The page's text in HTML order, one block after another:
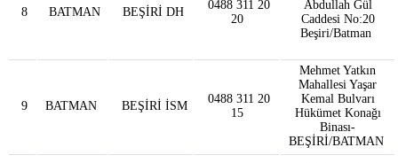
8 BATMAN BEŞİRİ DH
0488 311 20
20
Abdullah Gül
Caddesi No:20
Beşiri/Batman
9 BATMAN BEŞİRİ İSM
0488 311 20
15
Mehmet Yatkın
Mahallesi Yaşar
Kemal Bulvarı
Hükümet Konağı
Binası-
BEŞİRİ/BATMAN